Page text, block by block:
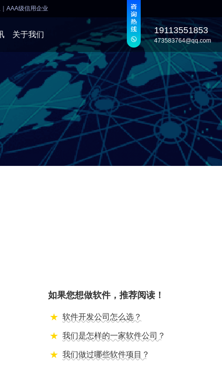
AAA级信用企业
关于我们 19113551853
473583764@qq.com
如果您想做软件，推荐阅读！
软件开发公司怎么选？
我们是怎样的一家软件公司？
我们做过哪些软件项目？